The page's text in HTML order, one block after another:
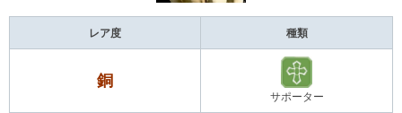
レア度 種類
銅
サポーター